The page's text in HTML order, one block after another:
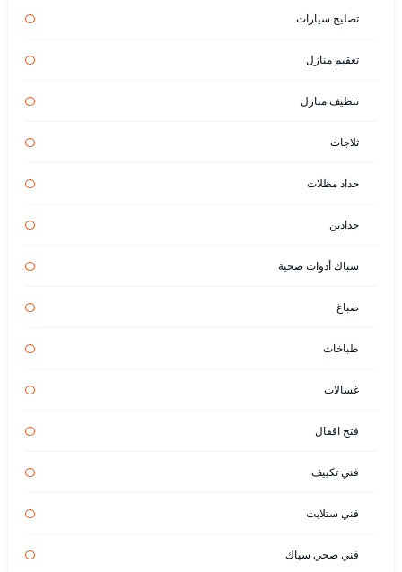
تصليح سيارات
تعقيم منازل
تنظيف منازل
ثلاجات
حداد مظلات
حدادين
سباك أدوات صحية
صباغ
طباخات
غسالات
فتح اقفال
فني تكييف
فني ستلايت
فني صحي سباك